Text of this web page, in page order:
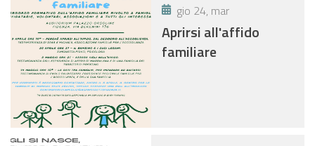
gio 24, mar
Aprirsi all'affido
familiare